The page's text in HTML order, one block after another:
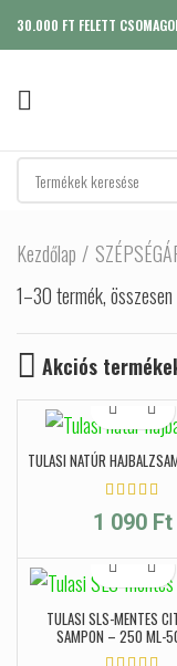
30.000 FT FELETT
Kezdőlap
1–30 termék,
Akciós
TULASI NATÚR
1 090 Ft
TULASI SLS-MENTES
SAMPON – 250 ML-